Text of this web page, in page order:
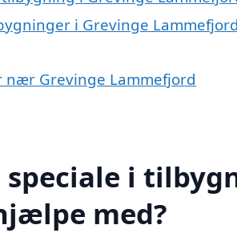
i Grevinge
Grevinge Lammefjord
i
med?